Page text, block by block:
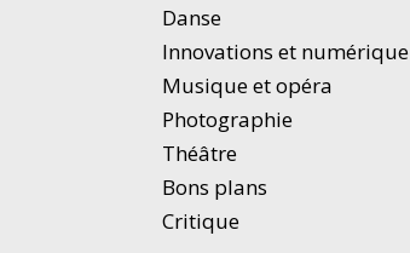
Danse
Innovations et numérique
Musique et opéra
Photographie
Théâtre
Bons plans
Critique